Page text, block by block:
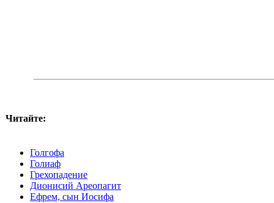
Читайте:
Голгофа
Голиаф
Грехопадение
Дионисий Ареопагит
Ефрем, сын Иосифа